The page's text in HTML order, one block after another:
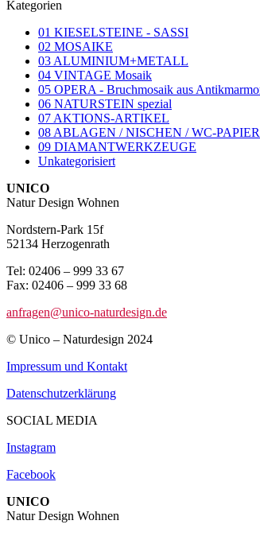
Kategorien
01 KIESELSTEINE - SASSI
02 MOSAIKE
03 ALUMINIUM+METALL
04 VINTAGE Mosaik
05 OPERA - Bruchmosaik aus
06 NATURSTEIN spezial
07 AKTIONS-ARTIKEL
08 ABLAGEN / NISCHEN / WC-
09 DIAMANTWERKZEUGE
Unkategorisiert
UNICO
Natur Design Wohnen
Nordstern-Park 15f
52134 Herzogenrath
Tel: 02406 – 999 33 67
Fax: 02406 – 999 33 68
anfragen@unico-naturdesign.de
© Unico – Naturdesign 2024
Impressum und Kontakt
Datenschutzerklärung
SOCIAL MEDIA
Instagram
Facebook
UNICO
Natur Design Wohnen